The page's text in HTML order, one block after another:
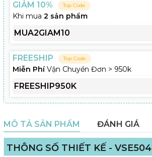
GIẢM 10% Top Code
Khi mua 2 sản phẩm
MUA2GIAM10
FREESHIP Top Code
Miễn PhíVận Chuyển Đơn > 950k
FREESHIP950K
MÔ TẢ SẢN PHẨM ĐÁNH GIÁ
THÔNG SỐ THIẾT KẾ - VSE504